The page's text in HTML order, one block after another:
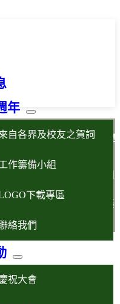
年
自各界及校友之賀詞
作籌備小組
下載專區
絡我們
祝大會
藥
的慶祝晚會將進行一系列
式展現永續臺大藥學魂、
持及參與屬於我們臺大藥